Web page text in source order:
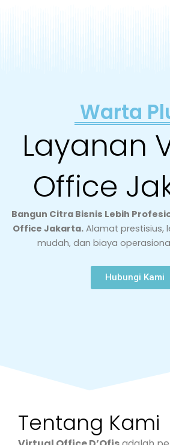
Warta
Layanan
Office
Bangun Citra Bisnis Lebih
Office Jakarta. Alamat prestisius,
mudah, dan biaya
Hubungi Kami
Tentang Kami